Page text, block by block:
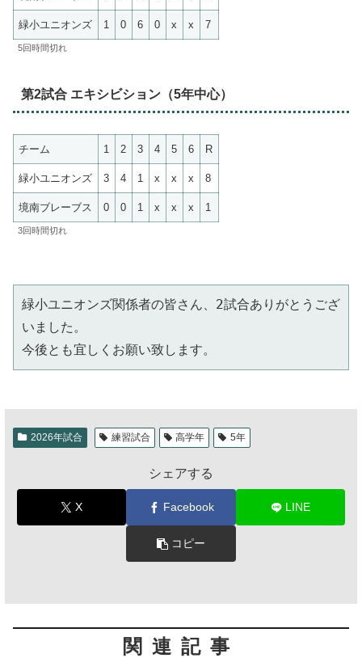
緑小ユニオンズ 1 0 6 0 x x 7
5回時間切れ
第2試合 エキシビション（5年中心）
チーム 1 2 3 4 5 6 R
緑小ユニオンズ 3 4 1 x x x 8
境南ブレーブス 0 0 1 x x x 1
3回時間切れ
緑小ユニオンズ関係者の皆さん、2試合ありがとうござ
いました。
今後とも宜しくお願い致します。
2026年試合 練習試合 高学年 5年
シェアする
X Facebook LINE
コピー
関連記事